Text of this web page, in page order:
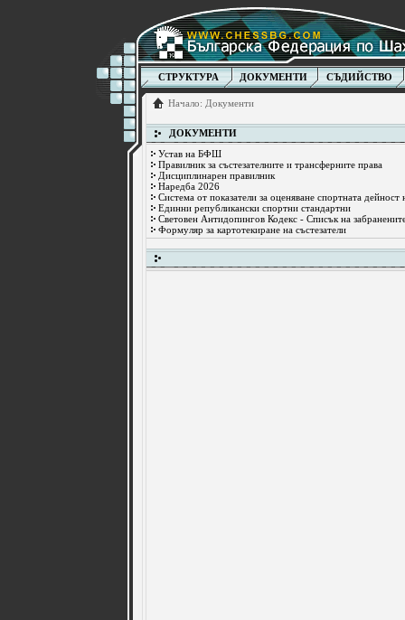
СТРУКТУРА ДОКУМЕНТИ СЪДИЙСТВО
Начало: Документи
ДОКУМЕНТИ
Устав на БФШ
Правилник за състезателните и трансферните права
Дисциплинарен правилник
Наредба 2026
Система от показатели за оценяване спортната
Единни републикански спортни стандартни
Световен Антидопингов Кодекс - Списък на
Формуляр за картотекиране на състезатели